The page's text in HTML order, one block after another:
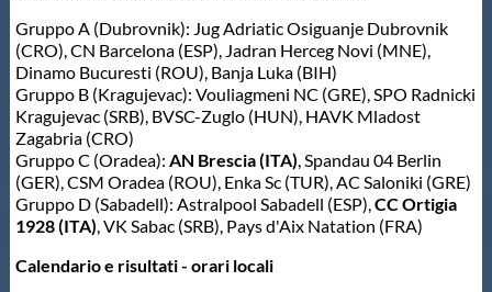
Scuole Nuoto
Propaganda
Centri Federali
Area Legislativa
Gruppo A (Dubrovnik): Jug Adriatic Osiguanje Dubrovnik
(CRO), CN Barcelona (ESP), Jadran Herceg Novi (MNE),
Dinamo Bucuresti (ROU), Banja Luka (BIH)
Gruppo B (Kragujevac): Vouliagmeni NC (GRE), SPO Radnicki
Kragujevac (SRB), BVSC-Zuglo (HUN), HAVK Mladost
Zagabria (CRO)
Gruppo C (Oradea): AN Brescia (ITA), Spandau 04 Berlin
(GER), CSM Oradea (ROU), Enka Sc (TUR), AC Saloniki (GRE)
Gruppo D (Sabadell): Astralpool Sabadell (ESP),CC Ortigia
1928 (ITA), VK Sabac (SRB), Pays d'Aix Natation (FRA)
Calendario e risultati - orari locali